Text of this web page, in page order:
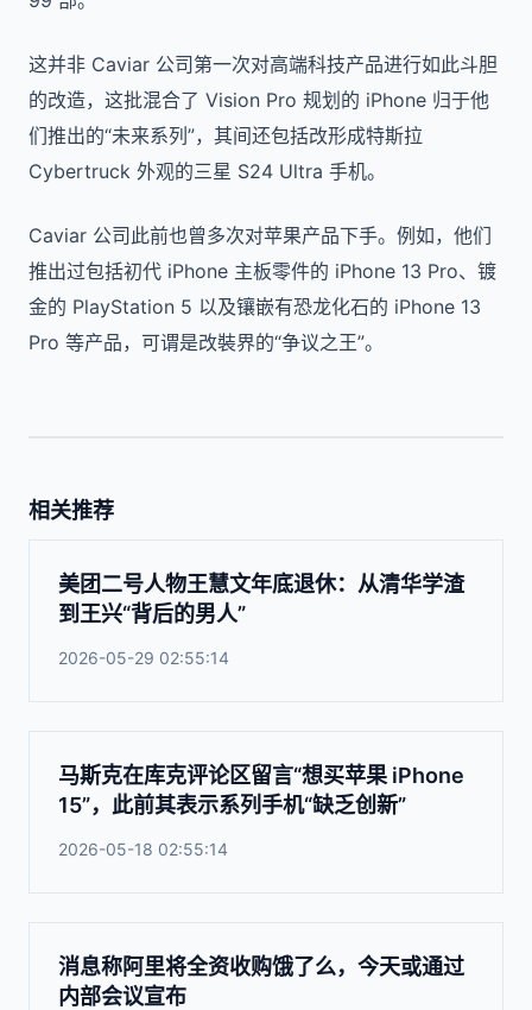
这并非 Caviar 公司第一次对高端科技产品进行如此斗胆
的改造，这批混合了 Vision Pro 规划的 iPhone 归于他
们推出的“未来系列”，其间还包括改形成特斯拉
Cybertruck 外观的三星 S24 Ultra 手机。
Caviar 公司此前也曾多次对苹果产品下手。例如，他们
推出过包括初代 iPhone 主板零件的 iPhone 13 Pro、镀
金的 PlayStation 5 以及镶嵌有恐龙化石的 iPhone 13
Pro 等产品，可谓是改裝界的“争议之王”。
相关推荐
美团二号人物王慧文年底退休：从清华学渣
到王兴“背后的男人”
2026-05-29 02:55:14
马斯克在库克评论区留言“想买苹果 iPhone
15”，此前其表示系列手机“缺乏创新”
2026-05-18 02:55:14
消息称阿里将全资收购饿了么，今天或通过
内部会议宣布